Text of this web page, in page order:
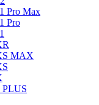
Pro Max
Pro
MAX